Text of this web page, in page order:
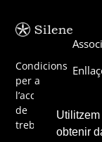
obtenir
Condicions
per a
l’acceptació
de
treballs